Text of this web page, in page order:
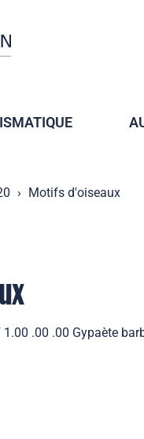
Motifs d'oiseaux
.00 .00 Gypaète